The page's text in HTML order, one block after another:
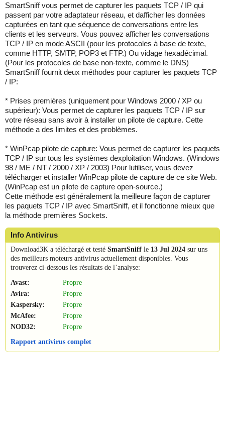
SmartSniff vous permet de capturer les paquets TCP / IP qui
passent par votre adaptateur réseau, et dafficher les données
capturées en tant que séquence de conversations entre les
clients et les serveurs. Vous pouvez afficher les conversations
TCP / IP en mode ASCII (pour les protocoles à base de texte,
comme HTTP, SMTP, POP3 et FTP.) Ou vidage hexadécimal.
(Pour les protocoles de base non-texte, comme le DNS)
SmartSniff fournit deux méthodes pour capturer les paquets TCP
/ IP:
* Prises premières (uniquement pour Windows 2000 / XP ou
supérieur): Vous permet de capturer les paquets TCP / IP sur
votre réseau sans avoir à installer un pilote de capture. Cette
méthode a des limites et des problèmes.
* WinPcap pilote de capture: Vous permet de capturer les paquets
TCP / IP sur tous les systèmes dexploitation Windows. (Windows
98 / ME / NT / 2000 / XP / 2003) Pour lutiliser, vous devez
télécharger et installer WinPcap pilote de capture de ce site Web.
(WinPcap est un pilote de capture open-source.)
Cette méthode est généralement la meilleure façon de capturer
les paquets TCP / IP avec SmartSniff, et il fonctionne mieux que
la méthode premières Sockets.
Info Antivirus
Download3K a téléchargé et testé SmartSniff le 13 Jul 2024 sur uns
des meilleurs moteurs antivirus actuellement disponibles. Vous
trouverez ci-dessous les résultats de l’analyse:
Avast:
Propre
Avira:
Propre
Kaspersky:
Propre
McAfee:
Propre
NOD32:
Propre
Rapport antivirus complet